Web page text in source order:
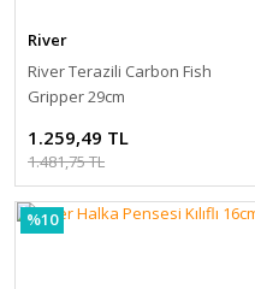
River
River Terazili Carbon Fish
Gripper 29cm
1.259,49 TL
1.481,75 TL
%10